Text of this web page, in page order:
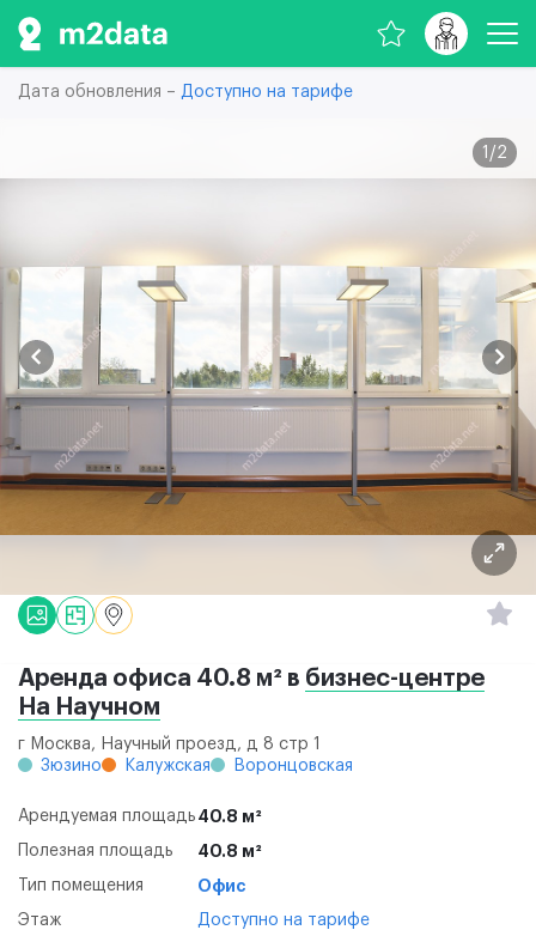
Дата обновления – Доступно на тарифе
1 /2
Аренда офиса 40.8 м² в бизнес-центре
На Научном
г Москва, Научный проезд, д 8 стр 1
Зюзино
Калужская Воронцовская
Арендуемая площадь 40.8 м²
Полезная площадь 40.8 м²
Тип помещения Офис
Этаж Доступно на тарифе